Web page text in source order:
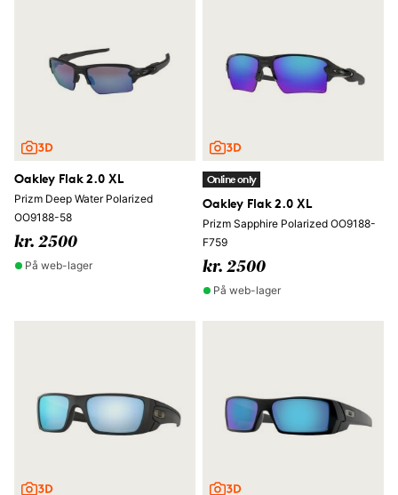
Oakley Flak 2.0 XL
Prizm Deep Water Polarized
OO9188-58
kr. 2500
På web-lager
Online only
Oakley Flak 2.0 XL
Prizm Sapphire Polarized OO9188-
F759
kr. 2500
På web-lager